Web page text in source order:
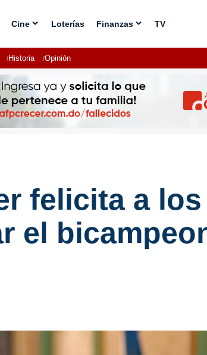
Cine Loterías Finanzas TV
Historia Opinión
felicita a
el